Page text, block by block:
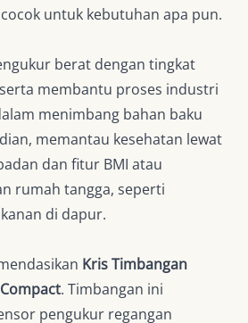
untuk kebutuhan apa pun.
berat dengan tingkat
membantu proses industri
menimbang bahan baku
memantau kesehatan lewat
dan fitur BMI atau
rumah tangga, seperti
di dapur.
Kris Timbangan
. Timbangan ini
pengukur regangan